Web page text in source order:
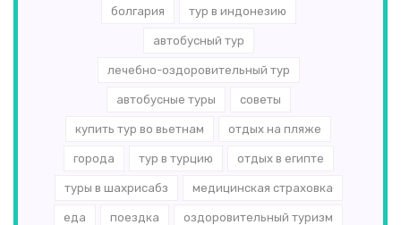
болгария тур в индонезию
автобусный тур
лечебно-оздоровительный тур
автобусные туры советы
купить тур во вьетнам отдых на пляже
города тур в турцию отдых в египте
туры в шахрисабз медицинская страховка
еда поездка оздоровительный туризм